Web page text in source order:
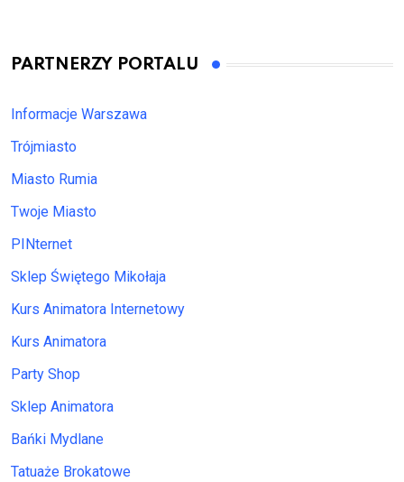
PARTNERZY PORTALU
Informacje Warszawa
Trójmiasto
Miasto Rumia
Twoje Miasto
PINternet
Sklep Świętego Mikołaja
Kurs Animatora Internetowy
Kurs Animatora
Party Shop
Sklep Animatora
Bańki Mydlane
Tatuaże Brokatowe